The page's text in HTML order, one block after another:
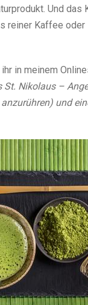
Und
Kaffee
in meinem
St. Nikolaus –
und